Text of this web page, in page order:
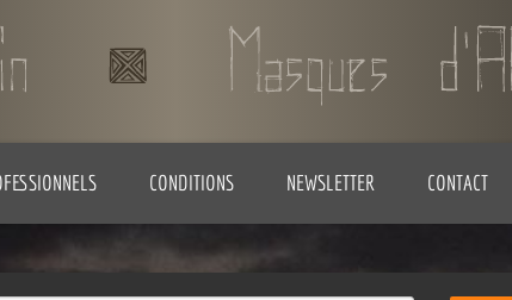
CONDITIONS NEWSLETTER CONTACT